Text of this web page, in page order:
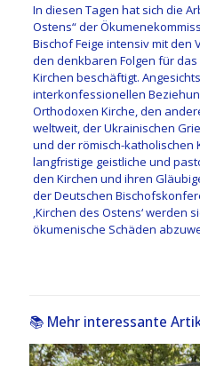
In diesen Tagen hat sich die
Ostens“ der
Bischof Feige intensiv mit den
den denkbaren Folgen für
Kirchen beschäftigt.
interkonfessionellen
Orthodoxen Kirche, den
weltweit, der Ukrainischen
und der römisch-katholischen
langfristige geistliche und
den Kirchen und ihren
der Deutschen
‚Kirchen des Ostens‘ werden
ökumenische Schäden
📚 Mehr interessante